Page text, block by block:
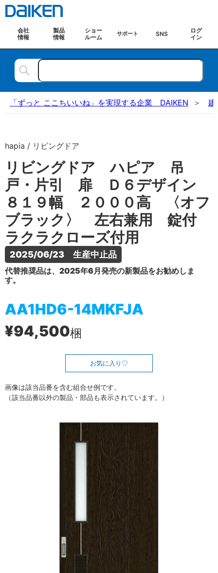
会社
情報
製品
情報
ショー
ルーム
サポート SNS
ログ
イン
「ずっと ここちいいね」を実現する企業 DAIKEN 建
hapia / リビングドア
リビングドア ハピア 吊
戸・片引 扉 Ｄ６デザイン
８１９幅 ２０００高 〈オフ
ブラック〉 左右兼用 錠付
ラクラクローズ付用
2025/06/23　生産中止品
代替推奨品は、2025年6月発売の新製品をお勧めしま
す。
AA1HD6-14MKFJA
¥94,500梱
お気に入り
画像は該当品番を含む組合せ例です。
（該当品番以外の製品・部品も表示されています。）